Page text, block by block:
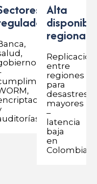
Alta
regional
Replicación
entre
regiones
para
desastres
mayores
–
latencia
baja
en
Colombia.